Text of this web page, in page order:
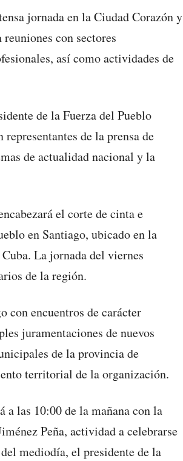
jornada en la Ciudad Corazón y
con sectores
así como actividades de
de la Fuerza del Pueblo
de la prensa de
de actualidad nacional y la
el corte de cinta e
en Santiago, ubicado en la
La jornada del viernes
de la región.
con encuentros de carácter
juramentaciones de nuevos
de la provincia de
territorial de la organización.
a las 10:00 de la mañana con la
Peña, actividad a celebrarse
mediodía, el presidente de la